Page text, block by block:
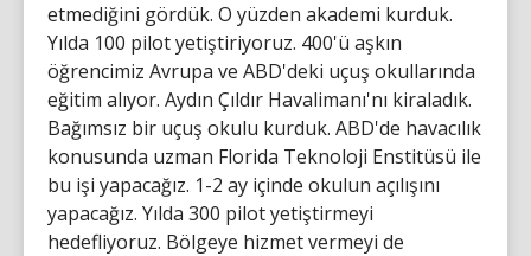
etmediğini gördük. O yüzden akademi kurduk.
Yılda 100 pilot yetiştiriyoruz. 400'ü aşkın
öğrencimiz Avrupa ve ABD'deki uçuş okullarında
eğitim alıyor. Aydın Çıldır Havalimanı'nı kiraladık.
Bağımsız bir uçuş okulu kurduk. ABD'de havacılık
konusunda uzman Florida Teknoloji Enstitüsü ile
bu işi yapacağız. 1-2 ay içinde okulun açılışını
yapacağız. Yılda 300 pilot yetiştirmeyi
hedefliyoruz. Bölgeye hizmet vermeyi de